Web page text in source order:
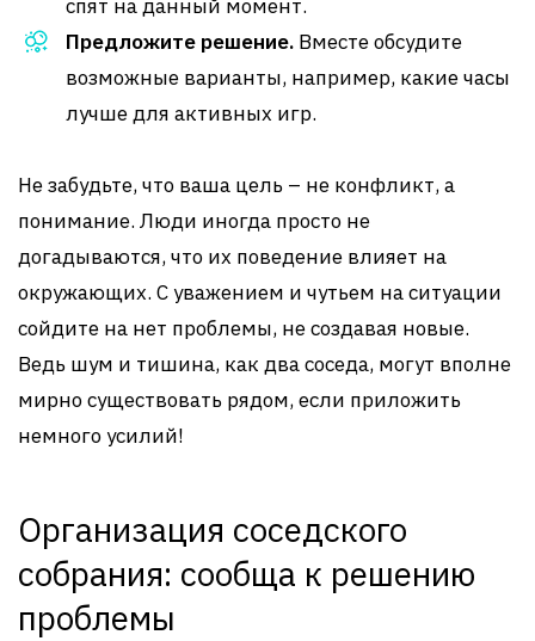
спят на данный момент.
Предложите решение. Вместе обсудите
возможные варианты, например, какие часы
лучше для активных игр.
Не забудьте, что ваша цель – не конфликт, а
понимание. Люди иногда просто не
догадываются, что их поведение влияет на
окружающих. С уважением и чутьем на ситуации
сойдите на нет проблемы, не создавая новые.
Ведь шум и тишина, как два соседа, могут вполне
мирно существовать рядом, если приложить
немного усилий!
Организация соседского
собрания: сообща к решению
проблемы